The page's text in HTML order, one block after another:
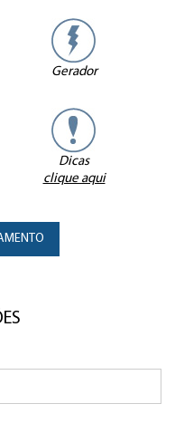
Gerador
Dicas
clique aqui